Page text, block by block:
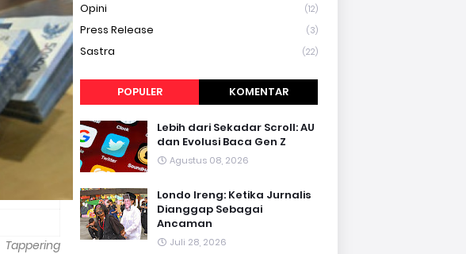
Tappering
Opini (12)
Press Release (3)
Sastra (22)
POPULER KOMENTAR
Lebih dari Sekadar Scroll: AU
dan Evolusi Baca Gen Z
Agustus 08, 2026
Londo Ireng: Ketika Jurnalis
Dianggap Sebagai
Ancaman
Juli 28, 2026